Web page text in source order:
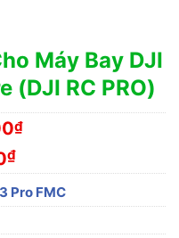
Máy Bay DJI
(DJI RC PRO)
₫
₫
Pro FMC